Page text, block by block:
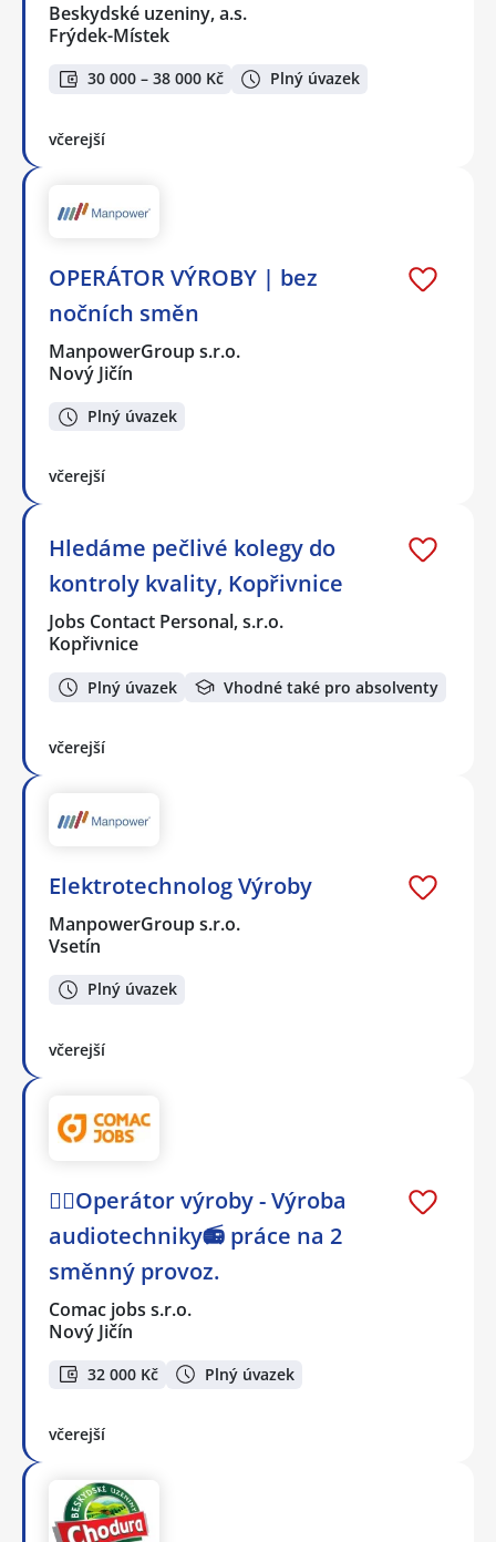
Beskydské uzeniny, a.s.
Frýdek-Místek
30 000 – 38 000 Kč Plný úvazek
včerejší
OPERÁTOR VÝROBY | bez
nočních směn
ManpowerGroup s.r.o.
Nový Jičín
Plný úvazek
včerejší
Hledáme pečlivé kolegy do
kontroly kvality, Kopřivnice
Jobs Contact Personal, s.r.o.
Kopřivnice
Plný úvazek Vhodné také pro absolventy
včerejší
Elektrotechnolog Výroby
ManpowerGroup s.r.o.
Vsetín
Plný úvazek
včerejší
👷‍♀️Operátor výroby - Výroba
audiotechniky📻 práce na 2
směnný provoz.
Comac jobs s.r.o.
Nový Jičín
32 000 Kč Plný úvazek
včerejší